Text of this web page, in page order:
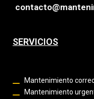
SERVICIOS
Mantenimiento
Mantenimiento